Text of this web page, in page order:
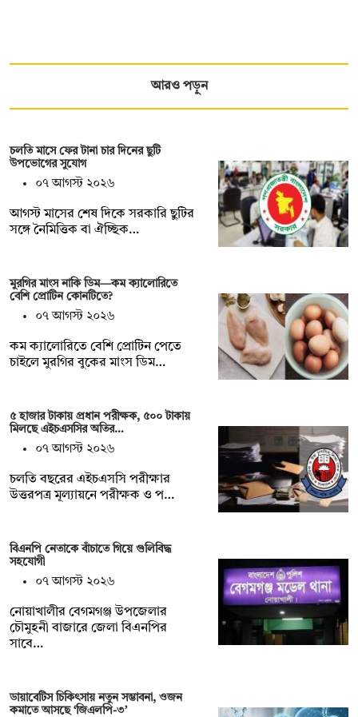
আরও পড়ুন
চলতি মাসে ফের টানা চার দিনের ছুটি
উপভোগের সুযোগ
০৭ আগস্ট ২০২৬
আগস্ট মাসের শেষ দিকে সরকারি ছুটির
সঙ্গে নৈমিত্তিক বা ঐচ্ছিক…
মুরগির মাংস নাকি ডিম—কম ক্যালোরিতে
বেশি প্রোটিন কোনটিতে?
০৭ আগস্ট ২০২৬
কম ক্যালোরিতে বেশি প্রোটিন পেতে
চাইলে মুরগির বুকের মাংস ডিম…
৫ হাজার টাকায় প্রধান পরীক্ষক, ৫০০ টাকায়
মিলছে এইচএসসির অতির…
০৭ আগস্ট ২০২৬
চলতি বছরের এইচএসসি পরীক্ষার
উত্তরপত্র মূল্যায়নে পরীক্ষক ও প…
বিএনপি নেতাকে বাঁচাতে গিয়ে গুলিবিদ্ধ
সহযোগী
০৭ আগস্ট ২০২৬
নোয়াখালীর বেগমগঞ্জ উপজেলার
চৌমুহনী বাজারে জেলা বিএনপির
সাবে…
ডায়াবেটিস চিকিৎসায় নতুন সম্ভাবনা, ওজন
কমাতে আসছে ‘জিএলপি-৩’